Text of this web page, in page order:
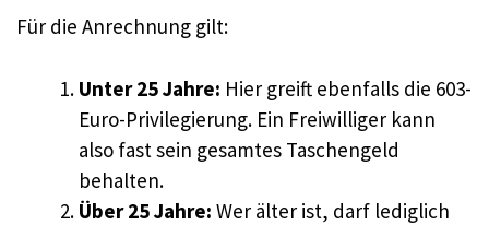
Für die Anrechnung gilt:
Unter 25 Jahre: Hier greift ebenfalls die 603-
Euro-Privilegierung. Ein Freiwilliger kann
also fast sein gesamtes Taschengeld
behalten.
Über 25 Jahre: Wer älter ist, darf lediglich